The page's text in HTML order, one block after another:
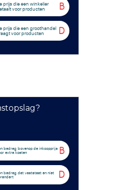
B
prijs die een winkelier
voor producten
D
prijs die een groothandel
voor producten
B
bedrag bovenop de inkoopprijs
extra kosten
D
bedrag dat vaststaat en niet